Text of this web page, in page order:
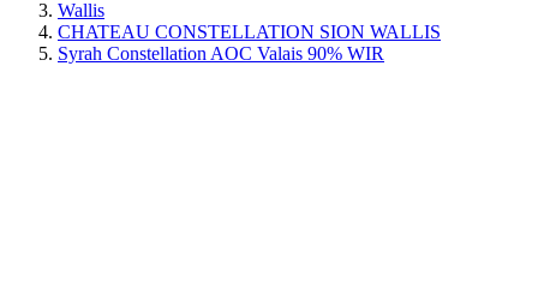
Wallis
CHATEAU CONSTELLATION SION WALLIS
Syrah Constellation AOC Valais 90% WIR